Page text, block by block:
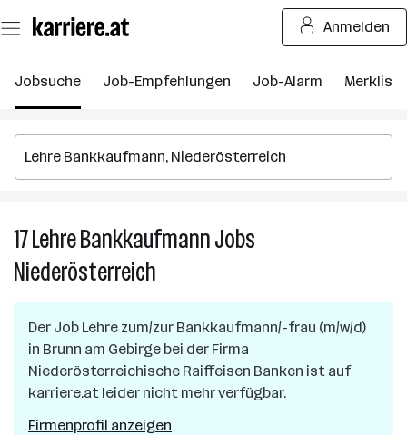
Seiteninhalt
springen
Anmelden
Jobsuche Job-Empfehlungen Job-Alarm Merkliste
17Lehre BankkaufmannJobs
Niederösterreich
Der Job Lehre zum/zur Bankkaufmann/-frau (m/w/d)
in Brunn am Gebirge bei der Firma
Niederösterreichische Raiffeisen Banken ist auf
karriere.at leider nicht mehr verfügbar.
Firmenprofil anzeigen